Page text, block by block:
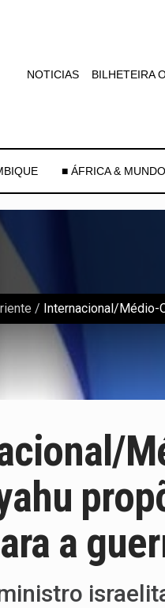
NOTICIAS BILHETEIRA
■ ÁFRICA & MUNDO
/ Internacional/Médio-
a